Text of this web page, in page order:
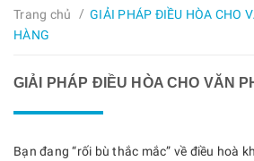
Trang chủ / GIẢI PHÁP ĐIỀU HÒA CHO
HÀNG
GIẢI PHÁP ĐIỀU HÒA CHO VĂN
Bạn đang “rối bù thắc mắc” về điều hoà